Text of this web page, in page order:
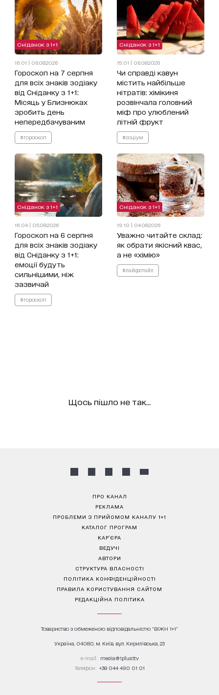
Сніданок з 1+1
16:01 | 06.08.2026
Гороскоп на 7 серпня
для всіх знаків зодіаку
від Сніданку з 1+1:
Місяць у Близнюках
зробить день
непередбачуваним
#гороскоп
Сніданок з 1+1
15:01 | 06.08.2026
Чи справді кавун
містить найбільше
нітратів: хімікиня
розвінчала головний
міф про улюблений
літній фрукт
#соціум
Сніданок з 1+1
16:04 | 05.08.2026
Гороскоп на 6 серпня
для всіх знаків зодіаку
від Сніданку з 1+1:
емоції будуть
сильнішими, ніж
зазвичай
#гороскоп
Сніданок з 1+1
19:10 | 04.08.2026
Уважно читайте склад:
як обрати якісний квас,
а не «хімію»
#лайфстайл
Щось пішло не так...
ПРО КАНАЛ
РЕКЛАМА
ПРОБЛЕМИ З ПРИЙОМОМ КАНАЛУ 1+1
КАТАЛОГ ПРОГРАМ
КАР’ЄРА
ВЕДУЧІ
АВТОРИ
СТРУКТУРА ВЛАСНОСТІ
ПОЛІТИКА КОНФІДЕНЦІЙНОСТІ
ПРАВИЛА КОРИСТУВАННЯ САЙТОМ
РЕДАКЦІЙНА ПОЛІТИКА
Товариство з обмеженою відповідальністю "ВІЖН 1+1"
Україна, 04080, м. Київ, вул. Кирилівська, 23
е-mail: media@1plus1.tv
Телефон: +38 044 490 01 01